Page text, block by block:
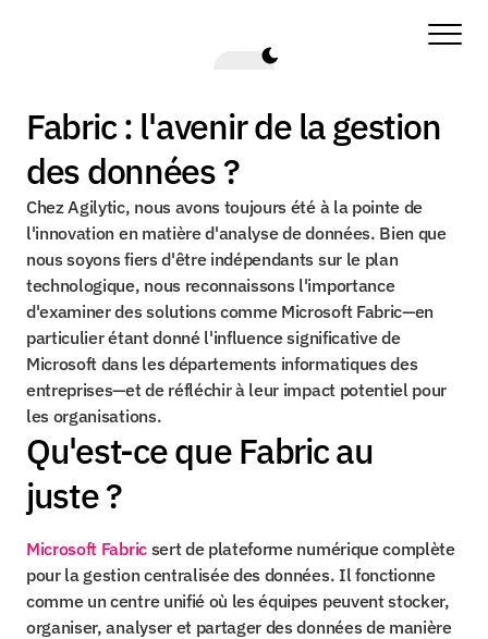
Fabric : l'avenir de la gestion
des données ?
Chez Agilytic, nous avons toujours été à la pointe de
l'innovation en matière d'analyse de données. Bien que
nous soyons fiers d'être indépendants sur le plan
technologique, nous reconnaissons l'importance
d'examiner des solutions comme Microsoft Fabric—en
particulier étant donné l'influence significative de
Microsoft dans les départements informatiques des
entreprises—et de réfléchir à leur impact potentiel pour
les organisations.
Qu'est-ce que Fabric au
juste ?
Microsoft Fabric sert de plateforme numérique complète
pour la gestion centralisée des données. Il fonctionne
comme un centre unifié où les équipes peuvent stocker,
organiser, analyser et partager des données de manière